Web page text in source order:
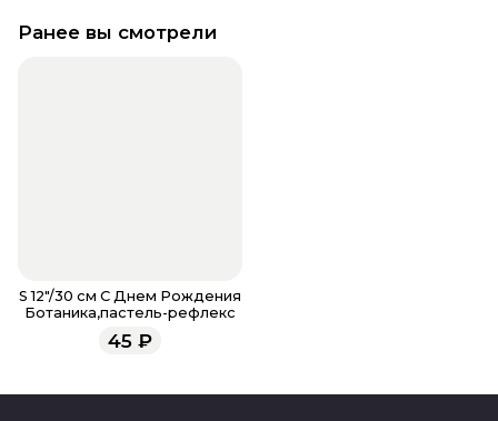
Ранее вы смотрели
S 12"/30 см С Днем Рождения
Ботаника,пастель-рефлекс
45 ₽